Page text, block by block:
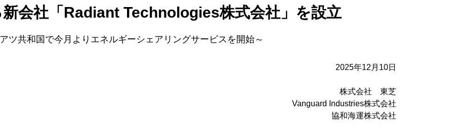
会社「Radiant Technologies株式会社」を設立
ツ共和国で今月よりエネルギーシェアリングサービスを開始～
2025年12月10日
株式会社 東芝
Vanguard Industries株式会社
協和海運株式会社